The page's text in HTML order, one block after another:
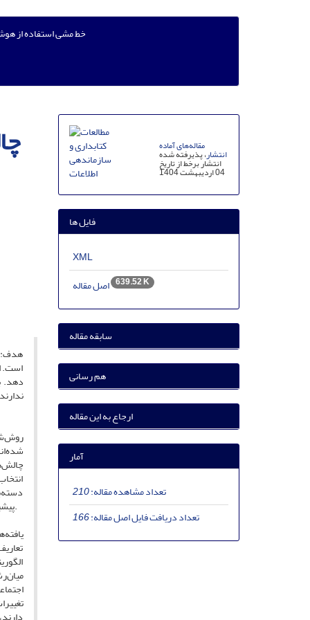
خط مشی استفاده از
هدف:
است.
دهد.
پیشین ارائه شد. این تحلیل‌ها کمک کردند تا ارتباط میان چالش‌های موجود و موانع ساختاری ادغام هوش مصنوعی به‌عنوان یک علم میان‌رشته‌ای مشخص شود.
مقاله‌های آماده
انتشار، پذیرفته شده
انتشار برخط از تاریخ
04 اردیبهشت 1404
فایل ها
XML
اصل مقاله 639.52 K
سابقه مقاله
هم رسانی
ارجاع به این مقاله
آمار
تعداد مشاهده مقاله:210
تعداد دریافت فایل اصل مقاله:166